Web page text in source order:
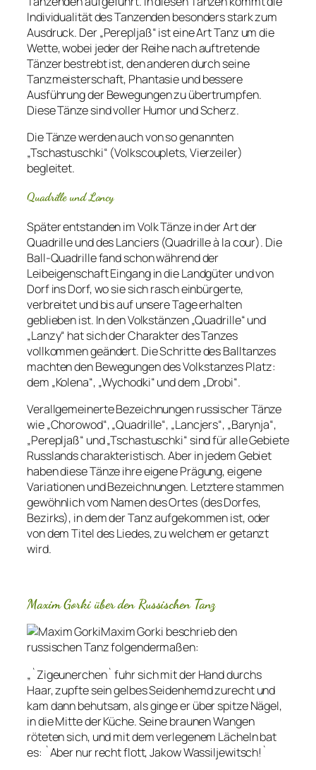
Individualität des Tanzenden besonders stark zum
Ausdruck. Der „Perepljaß“ ist eine Art Tanz um die
Wette, wobei jeder der Reihe nach auftretende
Tänzer bestrebt ist, den anderen durch seine
Tanzmeisterschaft, Phantasie und bessere
Ausführung der Bewegungen zu übertrumpfen.
Diese Tänze sind voller Humor und Scherz.
Die Tänze werden auch von so genannten
„Tschastuschki“ (Volkscouplets, Vierzeiler)
begleitet.
Quadrille und Lancy
Später entstanden im Volk Tänze in der Art der
Quadrille und des Lanciers (Quadrille à la cour). Die
Ball-Quadrille fand schon während der
Leibeigenschaft Eingang in die Landgüter und von
Dorf ins Dorf, wo sie sich rasch einbürgerte,
verbreitet und bis auf unsere Tage erhalten
geblieben ist. In den Volkstänzen „Quadrille“ und
„Lanzy“ hat sich der Charakter des Tanzes
vollkommen geändert. Die Schritte des Balltanzes
machten den Bewegungen des Volkstanzes Platz:
dem „Kolena“, „Wychodki“ und dem „Drobi“.
Verallgemeinerte Bezeichnungen russischer Tänze
wie „Chorowod“, „Quadrille“, „Lancjers“, „Barynja“,
„Perepljaß“ und „Tschastuschki“ sind für alle Gebiete
Russlands charakteristisch. Aber in jedem Gebiet
haben diese Tänze ihre eigene Prägung, eigene
Variationen und Bezeichnungen. Letztere stammen
gewöhnlich vom Namen des Ortes (des Dorfes,
Bezirks), in dem der Tanz aufgekommen ist, oder
von dem Titel des Liedes, zu welchem er getanzt
wird.
Maxim Gorki über den Russischen Tanz
Maxim Gorki beschrieb den
russischen Tanz folgendermaßen:
„`Zigeunerchen` fuhr sich mit der Hand durchs
Haar, zupfte sein gelbes Seidenhemd zurecht und
kam dann behutsam, als ginge er über spitze Nägel,
in die Mitte der Küche. Seine braunen Wangen
röteten sich, und mit dem verlegenem Lächeln bat
es: `Aber nur recht flott, Jakow Wassiljewitsch!`